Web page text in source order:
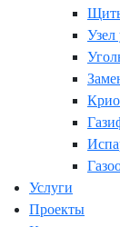
Узел
Услуги
Проекты